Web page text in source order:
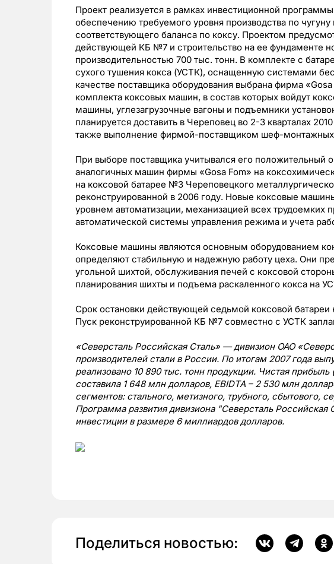
Проект реализуется в рамках инвестиционной
обеспечению требуемого уровня производства по
соответствующего баланса по коксу. Проектом
действующей КБ №7 и строительство на ее фундаменте
производительностью 700 тыс. тонн. В комплекте с
сухого тушения кокса (УСТК), оснащенную системами
качестве поставщика оборудования выбрана фирма
комплекта коксовых машин, в состав которых войдут
машины, углезагрузочные вагоны и подъемники
планируется доставить в Череповец во 2-3 кварталах
также выполнение фирмой-поставщиком шеф-монтажных
При выборе поставщика учитывался его положительный
аналогичных машин фирмы «Gosa Fom» на
на коксовой батарее №3 Череповецкого
реконструированной в 2006 году. Новые коксовые
уровнем автоматизации, механизацией всех трудоемких
автоматической системы управления режима и учета
Коксовые машины являются основным оборудованием
определяют стабильную и надежную работу цеха. Они
угольной шихтой, обслуживания печей с коксовой
планирования шихты и подъема раскаленного кокса на
Срок остановки действующей седьмой коксовой батареи
Пуск реконструированной КБ №7 совместно с УСТК
«Северсталь Российская Сталь» — дивизион ОАО
производителей стали в России. По итогам 2007 года
реализовано 10 890 тыс. тонн продукции. Чистая
составила 1 648 млн долларов, EBIDTA – 2 530 млн
сегментов: стального, метизного, трубного, сбытового,
Программа развития дивизиона "Северсталь Российская
инвестиции в размере 6 миллиардов долларов.
Поделиться новостью: